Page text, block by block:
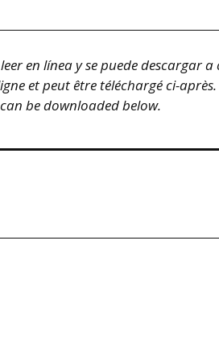
en línea y se puede descargar
et peut être téléchargé ci-
be downloaded below.